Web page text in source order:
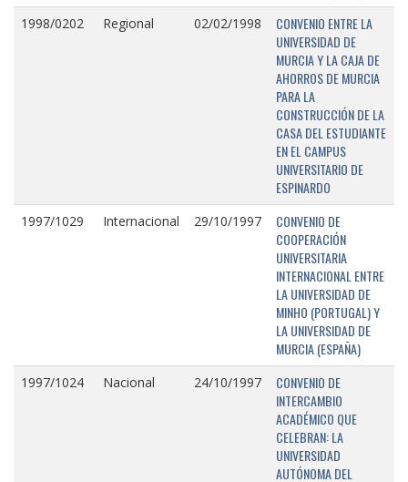
1998/0202 Regional 02/02/1998
CONVENIO ENTRE LA
UNIVERSIDAD DE
MURCIA Y LA CAJA DE
AHORROS DE MURCIA
PARA LA
CONSTRUCCIÓN DE LA
CASA DEL ESTUDIANTE
EN EL CAMPUS
UNIVERSITARIO DE
ESPINARDO
1997/1029 Internacional 29/10/1997
CONVENIO DE
COOPERACIÓN
UNIVERSITARIA
INTERNACIONAL ENTRE
LA UNIVERSIDAD DE
MINHO (PORTUGAL) Y
LA UNIVERSIDAD DE
MURCIA (ESPAÑA)
1997/1024 Nacional 24/10/1997
CONVENIO DE
INTERCAMBIO
ACADÉMICO QUE
CELEBRAN: LA
UNIVERSIDAD
AUTÓNOMA DEL